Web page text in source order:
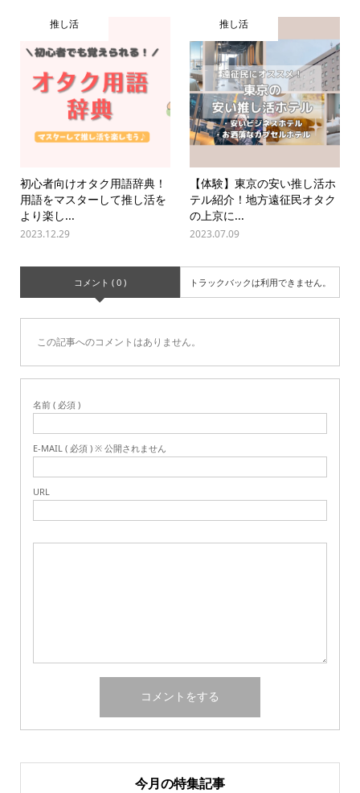
推し活
初心者向けオタク用語辞典！
用語をマスターして推し活を
より楽し...
2023.12.29
推し活
【体験】東京の安い推し活ホ
テル紹介！地方遠征民オタク
の上京に...
2023.07.09
コメント ( 0 ) トラックバックは利用できません。
この記事へのコメントはありません。
名前 ( 必須 )
E-MAIL ( 必須 ) ※ 公開されません
URL
今月の特集記事